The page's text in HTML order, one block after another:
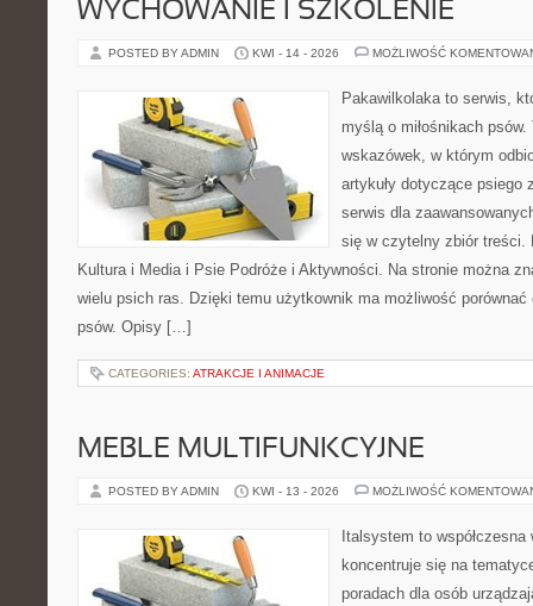
WYCHOWANIE I SZKOLENIE
POSTED BY ADMIN KWI - 14 - 2026 MOŻLIWOŚĆ
Pakawilkolaka to serwis,
myślą o miłośnikach
wskazówek, w którym
artykuły dotyczące psiego
serwis dla
się w czytelny zbiór treści.
Kultura i Media i Psie Podróże i Aktywności. Na stronie można
wielu psich ras. Dzięki temu użytkownik ma możliwość
psów. Opisy […]
CATEGORIES: ATRAKCJE I ANIMACJE
MEBLE MULTIFUNKCYJNE
POSTED BY ADMIN KWI - 13 - 2026 MOŻLIWOŚĆ
Italsystem to
koncentruje się na
poradach dla osób